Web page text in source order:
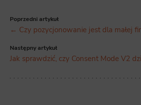
Poprzedni artykuł
← Czy pozycjonowanie jest dla małej
Następny artykuł
Jak sprawdzić, czy Consent Mode V2